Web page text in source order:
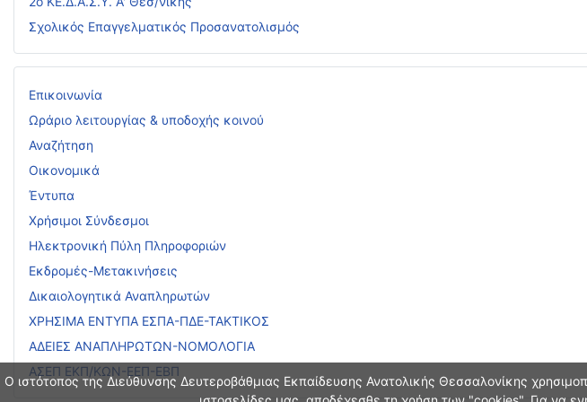
Ο ιστότοπος της Διεύθυνσης Δευτεροβάθμιας Εκπαίδευσης Ανατολικής Θεσσαλονίκης
Σχολικός Επαγγελματικός Προσανατολισμός
Επικοινωνία
Ωράριο λειτουργίας & υποδοχής κοινού
Αναζήτηση
Οικονομικά
Έντυπα
Χρήσιμοι Σύνδεσμοι
Ηλεκτρονική Πύλη Πληροφοριών
Εκδρομές-Μετακινήσεις
Δικαιολογητικά Αναπληρωτών
ΧΡΗΣΙΜΑ ΕΝΤΥΠΑ ΕΣΠΑ-ΠΔΕ-ΤΑΚΤΙΚΟΣ
ΑΔΕΙΕΣ ΑΝΑΠΛΗΡΩΤΩΝ-ΝΟΜΟΛΟΓΙΑ
ΑΣΕΠ ΕΚΠ/ΚΩΝ-ΕΕΠ-ΕΒΠ